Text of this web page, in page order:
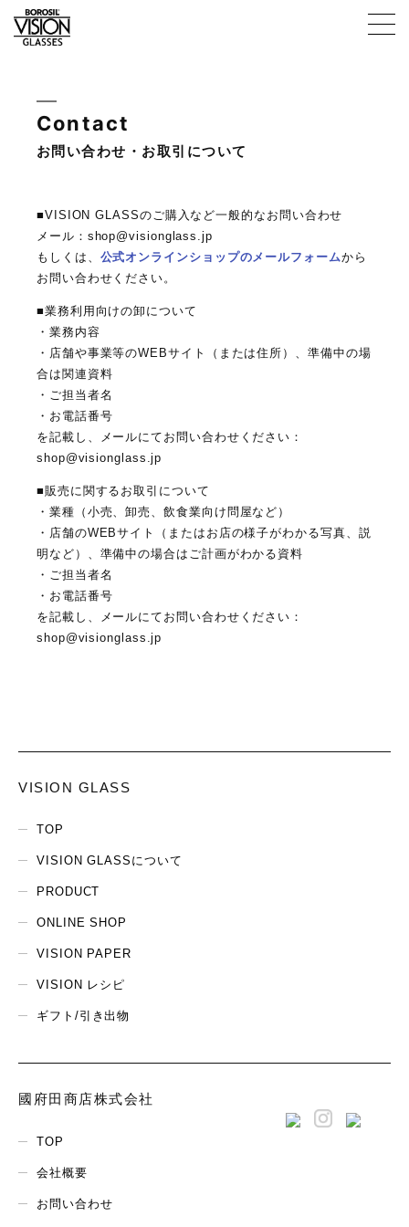
ABOUT
PRODUCT
ONLINE SHOP
Contact
お問い合わせ・お取引について
■VISION GLASSのご購入など一般的なお問い合わせ
メール：shop@visionglass.jp
もしくは、 公式オンラインショップのメールフォームから
お問い合わせください。
■業務利用向けの卸について
・業務内容
・店舗や事業等のWEBサイト（または住所）、準備中の場
合は関連資料
・ご担当者名
・お電話番号
を記載し、メールにてお問い合わせください：
shop@visionglass.jp
■販売に関するお取引について
・業種（小売、卸売、飲食業向け問屋など）
・店舗のWEBサイト（またはお店の様子がわかる写真、説
明など）、準備中の場合はご計画がわかる資料
・ご担当者名
・お電話番号
を記載し、メールにてお問い合わせください：
shop@visionglass.jp
VISION GLASS
TOP
VISION GLASSについて
PRODUCT
ONLINE SHOP
VISION PAPER
VISION レシピ
ギフト/引き出物
國府田商店株式会社
TOP
会社概要
お問い合わせ